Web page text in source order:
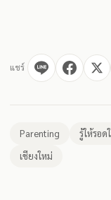
แชร์
Parenting รู้ให้รอด
เชียงใหม่